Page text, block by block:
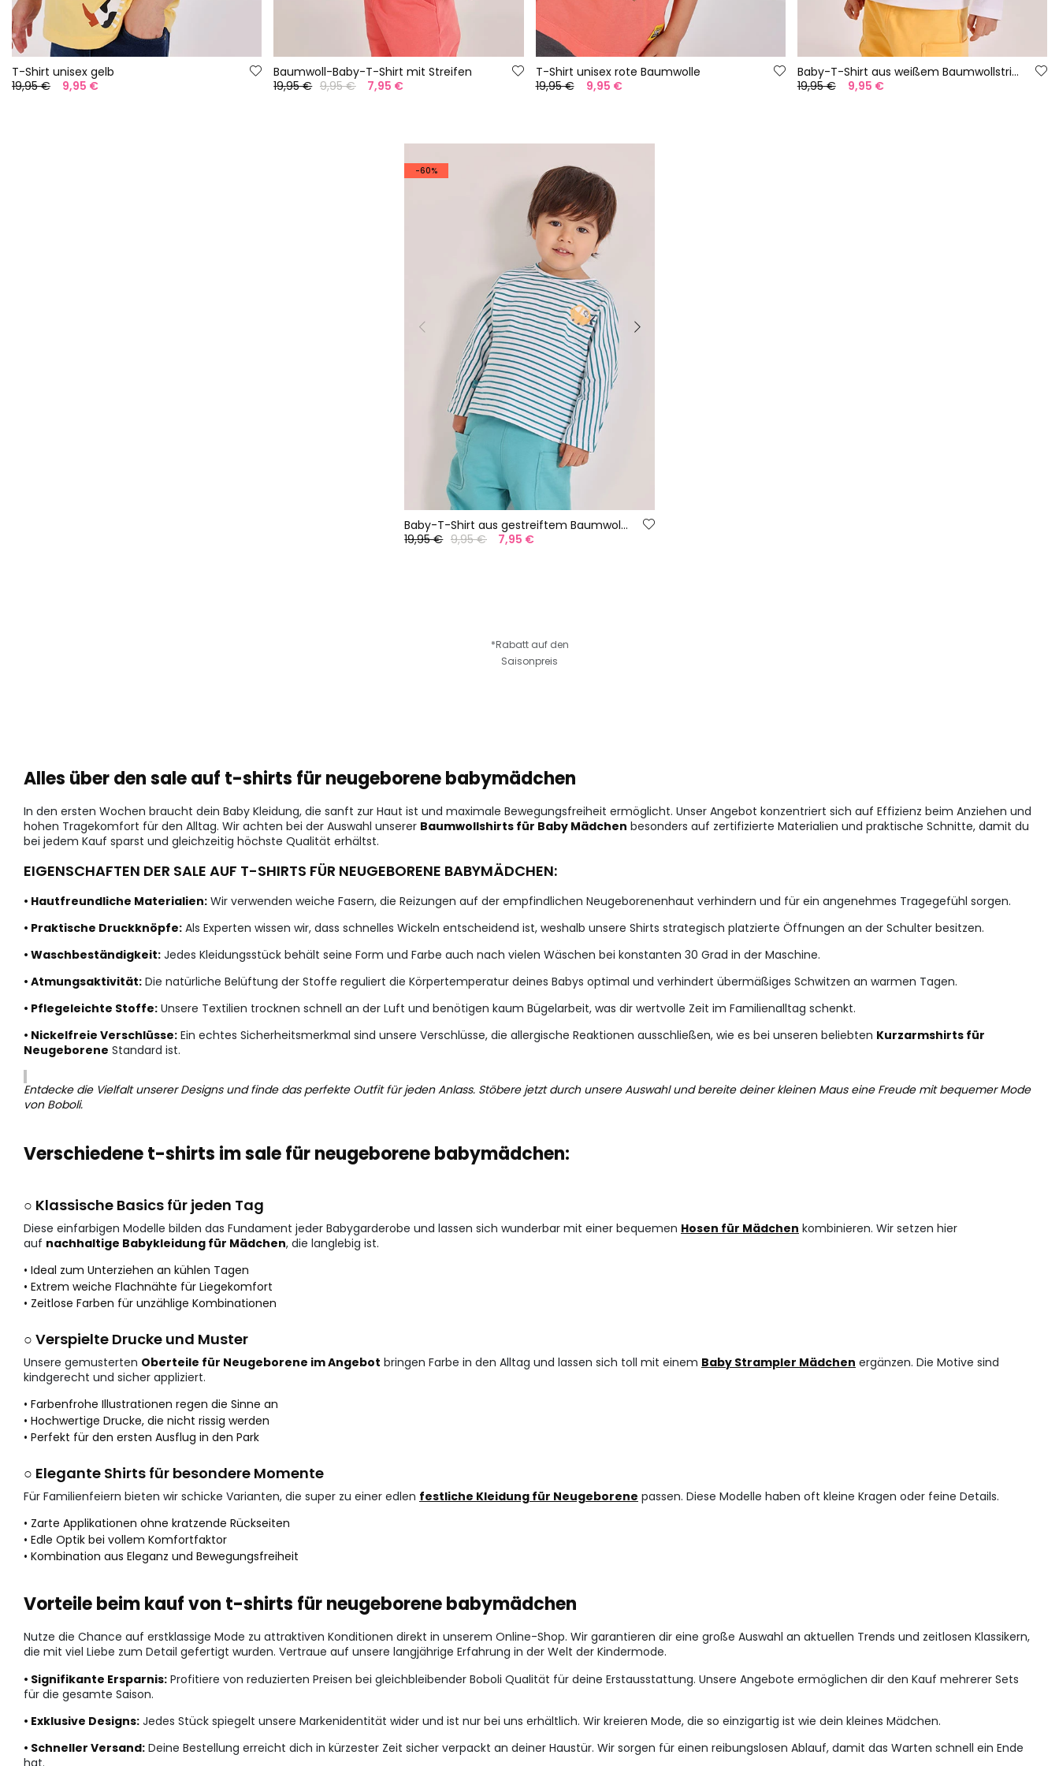
T-Shirt unisex gelb
19,95 €
9,95 €
Baumwoll-Baby-T-Shirt mit Streifen
19,95 € 9,95 € 7,95 €
T-Shirt unisex rote Baumwolle
19,95 €
9,95 €
Baby-T-Shirt aus weißem Baumwollstrick
19,95 €
9,95 €
-60%
Baby-T-Shirt aus gestreiftem Baumwollstoff
19,95 € 9,95 € 7,95 €
*Rabatt auf den
Saisonpreis
Alles über den sale auf t-shirts für neugeborene babymädchen
In den ersten Wochen braucht dein Baby Kleidung, die sanft zur Haut ist und maximale Bewegungsfreiheit ermöglicht. Unser Angebot konzentriert sich auf Effizienz beim Anziehen und
hohen Tragekomfort für den Alltag. Wir achten bei der Auswahl unserer Baumwollshirts für Baby Mädchen besonders auf zertifizierte Materialien und praktische Schnitte, damit du
bei jedem Kauf sparst und gleichzeitig höchste Qualität erhältst.
EIGENSCHAFTEN DER SALE AUF T-SHIRTS FÜR NEUGEBORENE BABYMÄDCHEN:
• Hautfreundliche Materialien: Wir verwenden weiche Fasern, die Reizungen auf der empfindlichen Neugeborenenhaut verhindern und für ein angenehmes Tragegefühl sorgen.
• Praktische Druckknöpfe: Als Experten wissen wir, dass schnelles Wickeln entscheidend ist, weshalb unsere Shirts strategisch platzierte Öffnungen an der Schulter besitzen.
• Waschbeständigkeit: Jedes Kleidungsstück behält seine Form und Farbe auch nach vielen Wäschen bei konstanten 30 Grad in der Maschine.
• Atmungsaktivität: Die natürliche Belüftung der Stoffe reguliert die Körpertemperatur deines Babys optimal und verhindert übermäßiges Schwitzen an warmen Tagen.
• Pflegeleichte Stoffe: Unsere Textilien trocknen schnell an der Luft und benötigen kaum Bügelarbeit, was dir wertvolle Zeit im Familienalltag schenkt.
• Nickelfreie Verschlüsse: Ein echtes Sicherheitsmerkmal sind unsere Verschlüsse, die allergische Reaktionen ausschließen, wie es bei unseren beliebten Kurzarmshirts für
Neugeborene Standard ist.
Entdecke die Vielfalt unserer Designs und finde das perfekte Outfit für jeden Anlass. Stöbere jetzt durch unsere Auswahl und bereite deiner kleinen Maus eine Freude mit bequemer Mode
von Boboli.
Verschiedene t-shirts im sale für neugeborene babymädchen:
○ Klassische Basics für jeden Tag
Diese einfarbigen Modelle bilden das Fundament jeder Babygarderobe und lassen sich wunderbar mit einer bequemen Hosen für Mädchen kombinieren. Wir setzen hier
auf nachhaltige Babykleidung für Mädchen, die langlebig ist.
• Ideal zum Unterziehen an kühlen Tagen
• Extrem weiche Flachnähte für Liegekomfort
• Zeitlose Farben für unzählige Kombinationen
○ Verspielte Drucke und Muster
Unsere gemusterten Oberteile für Neugeborene im Angebot bringen Farbe in den Alltag und lassen sich toll mit einem Baby Strampler Mädchen ergänzen. Die Motive sind
kindgerecht und sicher appliziert.
• Farbenfrohe Illustrationen regen die Sinne an
• Hochwertige Drucke, die nicht rissig werden
• Perfekt für den ersten Ausflug in den Park
○ Elegante Shirts für besondere Momente
Für Familienfeiern bieten wir schicke Varianten, die super zu einer edlen festliche Kleidung für Neugeborene passen. Diese Modelle haben oft kleine Kragen oder feine Details.
• Zarte Applikationen ohne kratzende Rückseiten
• Edle Optik bei vollem Komfortfaktor
• Kombination aus Eleganz und Bewegungsfreiheit
Vorteile beim kauf von t-shirts für neugeborene babymädchen
Nutze die Chance auf erstklassige Mode zu attraktiven Konditionen direkt in unserem Online-Shop. Wir garantieren dir eine große Auswahl an aktuellen Trends und zeitlosen Klassikern,
die mit viel Liebe zum Detail gefertigt wurden. Vertraue auf unsere langjährige Erfahrung in der Welt der Kindermode.
• Signifikante Ersparnis: Profitiere von reduzierten Preisen bei gleichbleibender Boboli Qualität für deine Erstausstattung. Unsere Angebote ermöglichen dir den Kauf mehrerer Sets
für die gesamte Saison.
• Exklusive Designs: Jedes Stück spiegelt unsere Markenidentität wider und ist nur bei uns erhältlich. Wir kreieren Mode, die so einzigartig ist wie dein kleines Mädchen.
• Schneller Versand: Deine Bestellung erreicht dich in kürzester Zeit sicher verpackt an deiner Haustür. Wir sorgen für einen reibungslosen Ablauf, damit das Warten schnell ein Ende
hat.